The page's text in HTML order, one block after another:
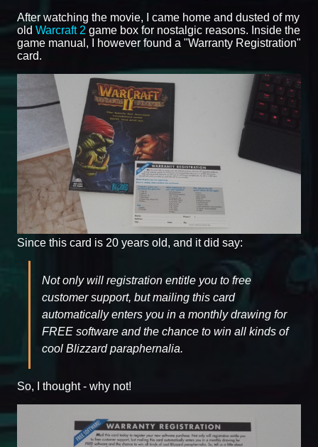
After watching the movie, I came home and dusted of my
old Warcraft 2 game box for nostalgic reasons. Inside the
game manual, I however found a "Warranty Registration"
card.
Since this card is 20 years old, and it did say:
Not only will registration entitle you to free
customer support, but mailing this card
automatically enters you in a monthly drawing for
FREE software and the chance to win all kinds of
cool Blizzard paraphernalia.
So, I thought - why not!